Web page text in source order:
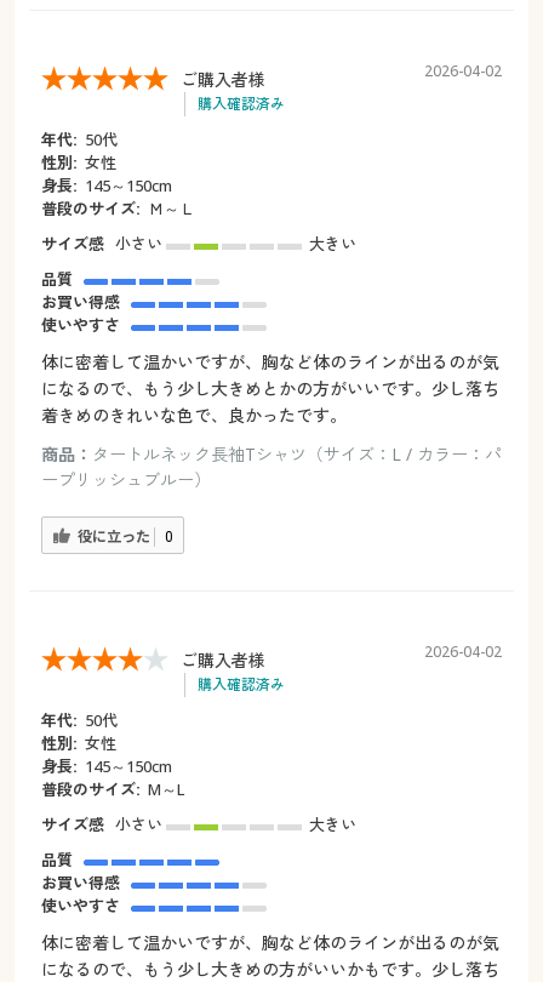
ご購入者様
購入確認済み
2026-04-02
年代: 50代
性別: 女性
身長: 145～150cm
普段のサイズ: Ｍ～Ｌ
サイズ感 小さい
大きい
品質
お買い得感
使いやすさ
体に密着して温かいですが、胸など体のラインが出るのが気
になるので、もう少し大きめとかの方がいいです。少し落ち
着きめのきれいな色で、良かったです。
商品： タートルネック長袖Tシャツ（サイズ：L / カラー：パ
ープリッシュブルー）
役に立った 0
ご購入者様
購入確認済み
2026-04-02
年代: 50代
性別: 女性
身長: 145～150cm
普段のサイズ: M～L
サイズ感 小さい
大きい
品質
お買い得感
使いやすさ
体に密着して温かいですが、胸など体のラインが出るのが気
になるので、もう少し大きめの方がいいかもです。少し落ち